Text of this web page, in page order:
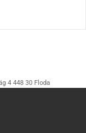
4 448 30 Floda